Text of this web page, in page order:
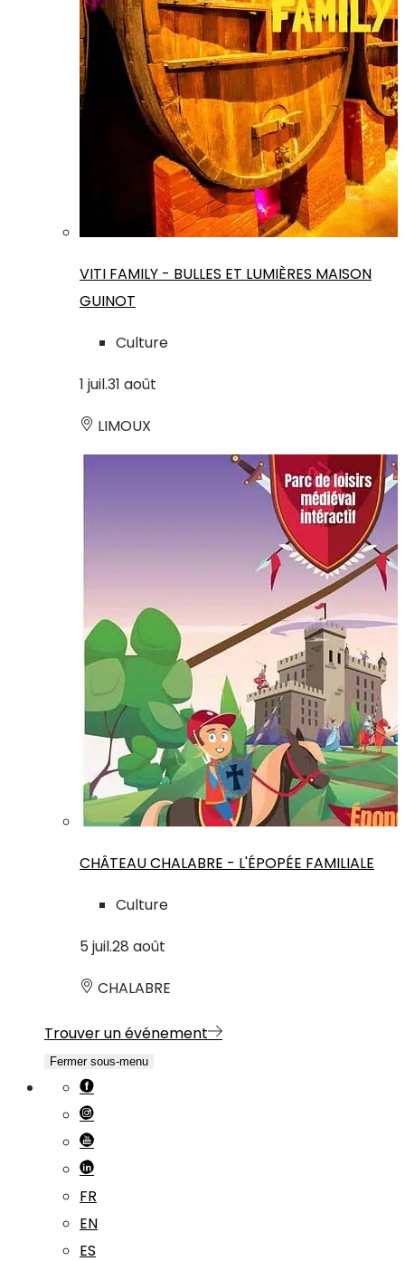
VITI FAMILY - BULLES ET LUMIÈRES MAISON
GUINOT
Culture
1 juil.31 août
LIMOUX
CHÂTEAU CHALABRE - L'ÉPOPÉE FAMILIALE
Culture
5 juil.28 août
CHALABRE
Trouver un événement
Fermer sous-menu
FR
EN
ES